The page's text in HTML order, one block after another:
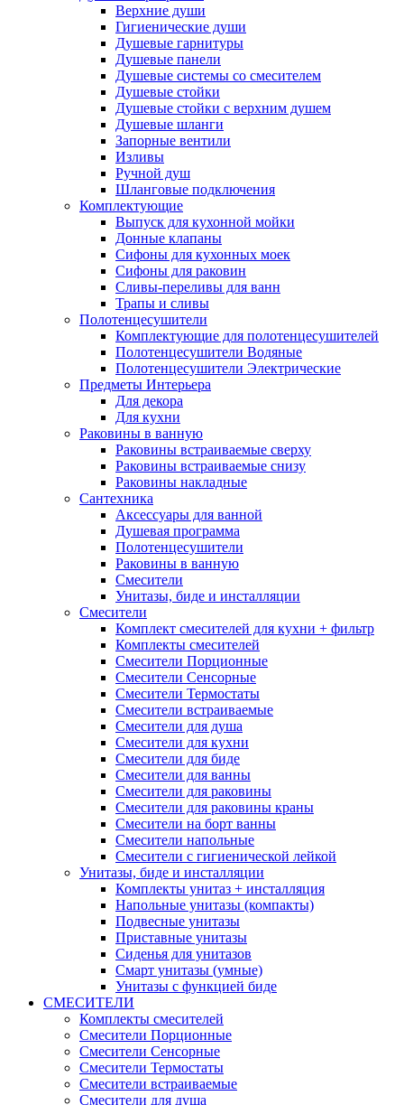
Верхние души
Гигиенические души
Душевые гарнитуры
Душевые панели
Душевые системы со смесителем
Душевые стойки
Душевые стойки с верхним душем
Душевые шланги
Запорные вентили
Изливы
Ручной душ
Шланговые подключения
Комплектующие
Выпуск для кухонной мойки
Донные клапаны
Сифоны для кухонных моек
Сифоны для раковин
Сливы-переливы для ванн
Трапы и сливы
Полотенцесушители
Комплектующие для полотенцесушителей
Полотенцесушители Водяные
Полотенцесушители Электрические
Предметы Интерьера
Для декора
Для кухни
Раковины в ванную
Раковины встраиваемые сверху
Раковины встраиваемые снизу
Раковины накладные
Сантехника
Аксессуары для ванной
Душевая программа
Полотенцесушители
Раковины в ванную
Смесители
Унитазы, биде и инсталляции
Смесители
Комплект смесителей для кухни + фильтр
Комплекты смесителей
Смесители Порционные
Смесители Сенсорные
Смесители Термостаты
Смесители встраиваемые
Смесители для душа
Смесители для кухни
Смесители для биде
Смесители для ванны
Смесители для раковины
Смесители для раковины краны
Смесители на борт ванны
Смесители напольные
Смесители с гигиенической лейкой
Унитазы, биде и инсталляции
Комплекты унитаз + инсталляция
Напольные унитазы (компакты)
Подвесные унитазы
Приставные унитазы
Сиденья для унитазов
Смарт унитазы (умные)
Унитазы с функцией биде
СМЕСИТЕЛИ
Комплекты смесителей
Смесители Порционные
Смесители Сенсорные
Смесители Термостаты
Смесители встраиваемые
Смесители для душа